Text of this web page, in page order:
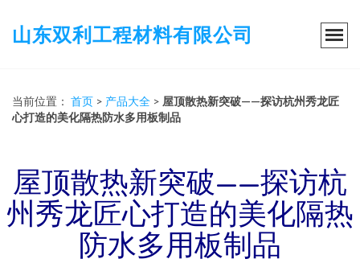
山东双利工程材料有限公司
当前位置： 首页 > 产品大全 > 屋顶散热新突破——探访杭州秀龙匠
心打造的美化隔热防水多用板制品
屋顶散热新突破——探访杭
州秀龙匠心打造的美化隔热
防水多用板制品